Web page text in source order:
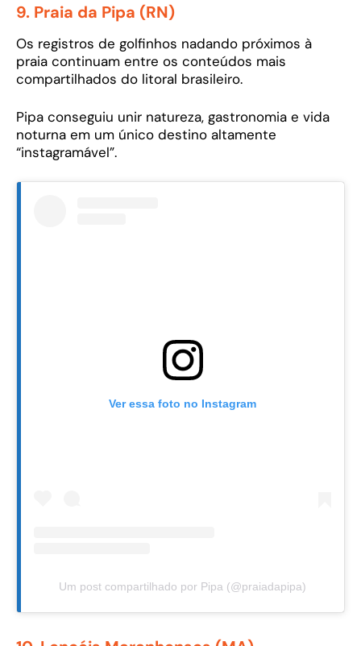
9. Praia da Pipa (RN)
Os registros de golfinhos nadando próximos à
praia continuam entre os conteúdos mais
compartilhados do litoral brasileiro.
Pipa conseguiu unir natureza, gastronomia e vida
noturna em um único destino altamente
“instagramável”.
Ver essa foto no Instagram
Um post compartilhado por Pipa (@praiadapipa)